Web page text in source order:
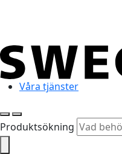
Våra tjänster
Produktsökning